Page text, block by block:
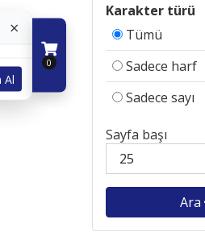
Karakter türü
Tümü
Sadece harf
Sadece sayı
Sayfa başı
Ara
0
×
Al